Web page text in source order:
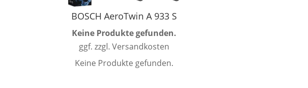
BOSCH AeroTwin A 933 S
Keine Produkte gefunden.
ggf. zzgl. Versandkosten
Keine Produkte gefunden.